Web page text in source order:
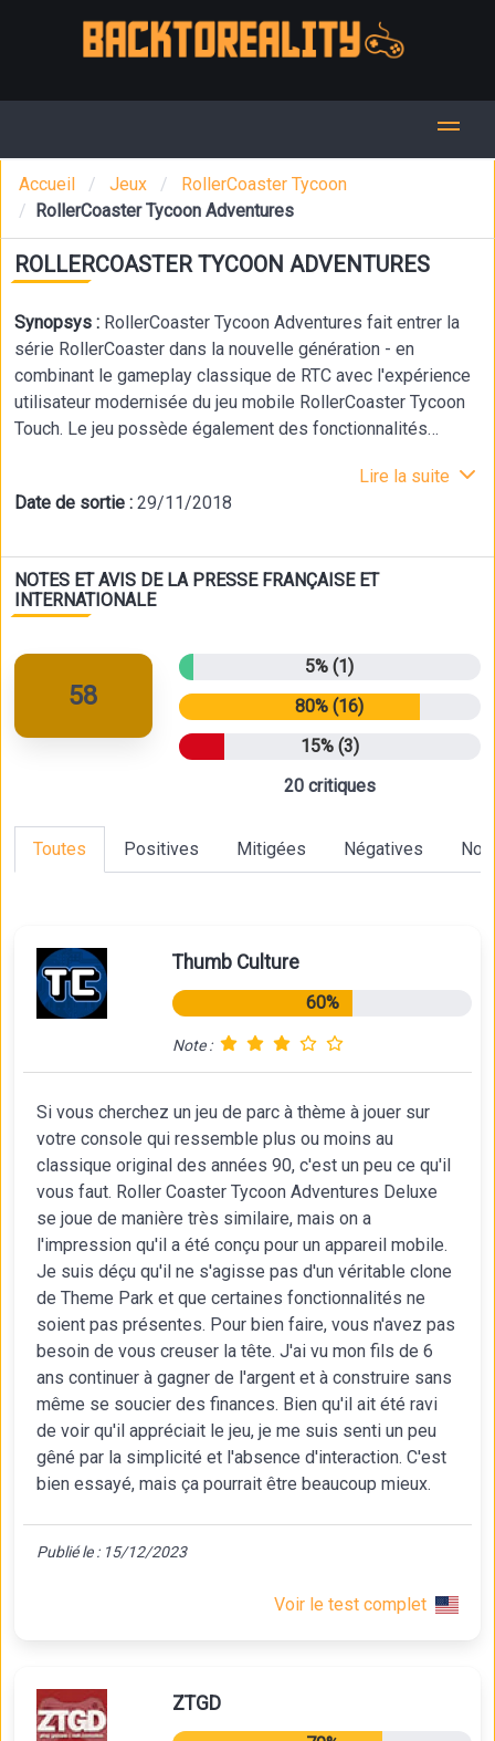
Accueil Jeux
RollerCoaster Tycoon
RollerCoaster Tycoon Adventures
ROLLERCOASTER TYCOON ADVENTURES
Synopsys : RollerCoaster Tycoon Adventures fait entrer la
série RollerCoaster dans la nouvelle génération - en
combinant le gameplay classique de RTC avec l'expérience
utilisateur modernisée du jeu mobile RollerCoaster Tycoon
Touch. Le jeu possède également des fonctionnalités
Lire la suite
Date de sortie : 29/11/2018
NOTES ET AVIS DE LA PRESSE FRANÇAISE ET
INTERNATIONALE
58
5% (1)
80% (16)
15% (3)
20 critiques
Toutes Positives Mitigées Négatives
Thumb Culture
60%
Note :
Si vous cherchez un jeu de parc à thème à jouer sur
votre console qui ressemble plus ou moins au
classique original des années 90, c'est un peu ce qu'il
vous faut. Roller Coaster Tycoon Adventures Deluxe
se joue de manière très similaire, mais on a
l'impression qu'il a été conçu pour un appareil mobile.
Je suis déçu qu'il ne s'agisse pas d'un véritable clone
de Theme Park et que certaines fonctionnalités ne
soient pas présentes. Pour bien faire, vous n'avez pas
besoin de vous creuser la tête. J'ai vu mon fils de 6
ans continuer à gagner de l'argent et à construire sans
même se soucier des finances. Bien qu'il ait été ravi
de voir qu'il appréciait le jeu, je me suis senti un peu
gêné par la simplicité et l'absence d'interaction. C'est
bien essayé, mais ça pourrait être beaucoup mieux.
Publié le : 15/12/2023
Voir le test complet
ZTGD